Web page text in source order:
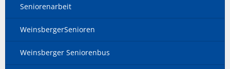
Seniorenarbeit
WeinsbergerSenioren
Weinsberger Seniorenbus